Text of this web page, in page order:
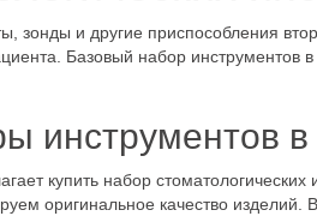
зонды и другие приспособления
Базовый набор
инструментов в
купить набор
оригинальное качество